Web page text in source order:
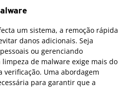
um sistema, a remoção rápida
danos adicionais. Seja
ou gerenciando
de malware exige mais do
verificação. Uma abordagem
para garantir que a